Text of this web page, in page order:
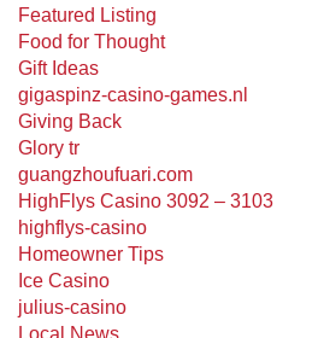
Featured Listing
Food for Thought
Gift Ideas
gigaspinz-casino-games.nl
Giving Back
Glory tr
guangzhoufuari.com
HighFlys Casino 3092 – 3103
highflys-casino
Homeowner Tips
Ice Casino
julius-casino
Local News